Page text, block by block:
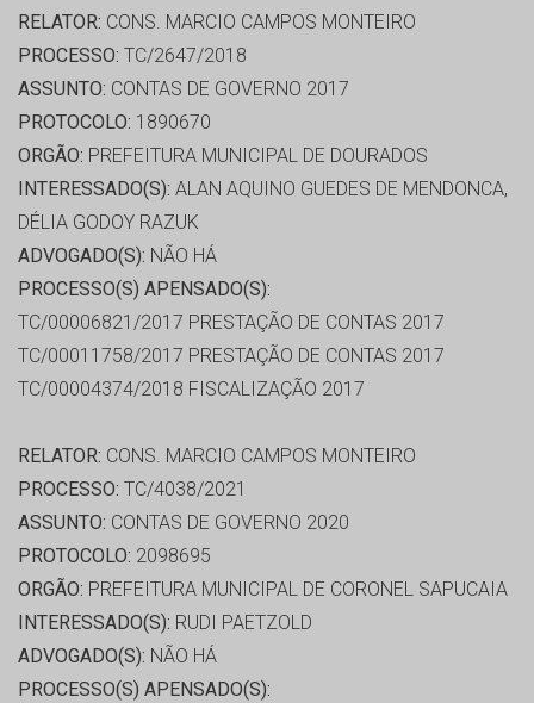
RELATOR: CONS. MARCIO CAMPOS MONTEIRO
PROCESSO: TC/2647/2018
ASSUNTO: CONTAS DE GOVERNO 2017
PROTOCOLO: 1890670
ORGÃO: PREFEITURA MUNICIPAL DE DOURADOS
INTERESSADO(S): ALAN AQUINO GUEDES DE MENDONCA,
DÉLIA GODOY RAZUK
ADVOGADO(S): NÃO HÁ
PROCESSO(S) APENSADO(S):
TC/00006821/2017 PRESTAÇÃO DE CONTAS 2017
TC/00011758/2017 PRESTAÇÃO DE CONTAS 2017
TC/00004374/2018 FISCALIZAÇÃO 2017
RELATOR: CONS. MARCIO CAMPOS MONTEIRO
PROCESSO: TC/4038/2021
ASSUNTO: CONTAS DE GOVERNO 2020
PROTOCOLO: 2098695
ORGÃO: PREFEITURA MUNICIPAL DE CORONEL SAPUCAIA
INTERESSADO(S): RUDI PAETZOLD
ADVOGADO(S): NÃO HÁ
PROCESSO(S) APENSADO(S):